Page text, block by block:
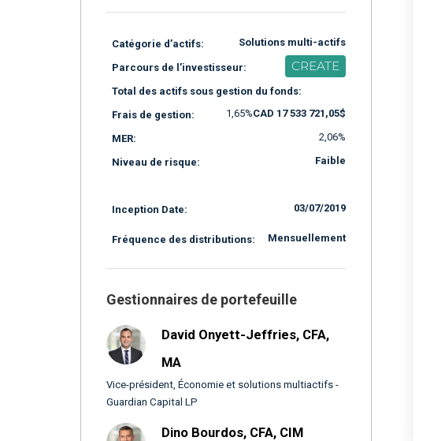
Catégorie d’actifs: Solutions multi-actifs
Parcours de l’investisseur: CREATE
Total des actifs sous gestion du fonds:
CAD 17 533 721,05$
Frais de gestion: 1,65%
MER: 2,06%
Niveau de risque: Faible
Inception Date: 03/07/2019
Fréquence des distributions: Mensuellement
Gestionnaires de portefeuille
David Onyett-Jeffries, CFA,
MA
Vice-président, Économie et solutions multiactifs -
Guardian Capital LP
Dino Bourdos, CFA, CIM